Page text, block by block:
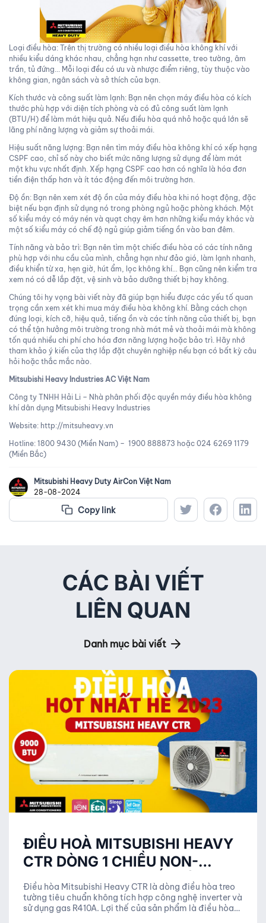
Loại điều hòa: Trên thị trường có nhiều loại điều hòa không khí với
nhiều kiểu dáng khác nhau, chẳng hạn như cassette, treo tường, âm
trần, tủ đứng... Mỗi loại đều có ưu và nhược điểm riêng, tùy thuộc vào
không gian, ngân sách và sở thích của bạn.
Kích thước và công suất làm lạnh: Bạn nên chọn máy điều hòa có kích
thước phù hợp với diện tích phòng và có đủ công suất làm lạnh
(BTU/H) để làm mát hiệu quả. Nếu điều hòa quá nhỏ hoặc quá lớn sẽ
lãng phí năng lượng và giảm sự thoải mái.
Hiệu suất năng lượng: Bạn nên tìm máy điều hòa không khí có xếp hạng
CSPF cao, chỉ số này cho biết mức năng lượng sử dụng để làm mát
một khu vực nhất định. Xếp hạng CSPF cao hơn có nghĩa là hóa đơn
tiền điện thấp hơn và ít tác động đến môi trường hơn.
Độ ồn: Bạn nên xem xét độ ồn của máy điều hòa khi nó hoạt động, đặc
biệt nếu bạn định sử dụng nó trong phòng ngủ hoặc phòng khách. Một
số kiểu máy có máy nén và quạt chạy êm hơn những kiểu máy khác và
một số kiểu máy có chế độ ngủ giúp giảm tiếng ồn vào ban đêm.
Tính năng và bảo trì: Bạn nên tìm một chiếc điều hòa có các tính năng
phù hợp với nhu cầu của mình, chẳng hạn như đảo gió, làm lạnh nhanh,
điều khiển từ xa, hẹn giờ, hút ẩm, lọc không khí… Bạn cũng nên kiểm tra
xem nó có dễ lắp đặt, vệ sinh và bảo dưỡng thiết bị hay không.
Chúng tôi hy vọng bài viết này đã giúp bạn hiểu được các yếu tố quan
trọng cần xem xét khi mua máy điều hòa không khí. Bằng cách chọn
đúng loại, kích cỡ, hiệu quả, tiếng ồn và các tính năng của thiết bị, bạn
có thể tận hưởng môi trường trong nhà mát mẻ và thoải mái mà không
tốn quá nhiều chi phí cho hóa đơn năng lượng hoặc bảo trì. Hãy nhớ
tham khảo ý kiến của thợ lắp đặt chuyên nghiệp nếu bạn có bất kỳ câu
hỏi hoặc thắc mắc nào.
Mitsubishi Heavy Industries AC Việt Nam
Công ty TNHH Hải Li – Nhà phân phối độc quyền máy điều hòa không
khí dân dụng Mitsubishi Heavy Industries
Website: http://mitsuheavy.vn
Hotline: 1800 9430 (Miền Nam) – 1900 888873 hoặc 024 6269 1179
(Miền Bắc)
Mitsubishi Heavy Duty AirCon Việt Nam
28-08-2024
Copy link
CÁC BÀI VIẾT
LIÊN QUAN
Danh mục bài viết
ĐIỀU HOÀ MITSUBISHI HEAVY
CTR DÒNG 1 CHIỀU NON-
INVERTER HOT NHẤT HÈ 2023
Điều hòa Mitsubishi Heavy CTR là dòng điều hòa treo
tường tiêu chuẩn không tích hợp công nghệ inverter và
sử dụng gas R410A. Lợi thế của sản phẩm là điều hòa